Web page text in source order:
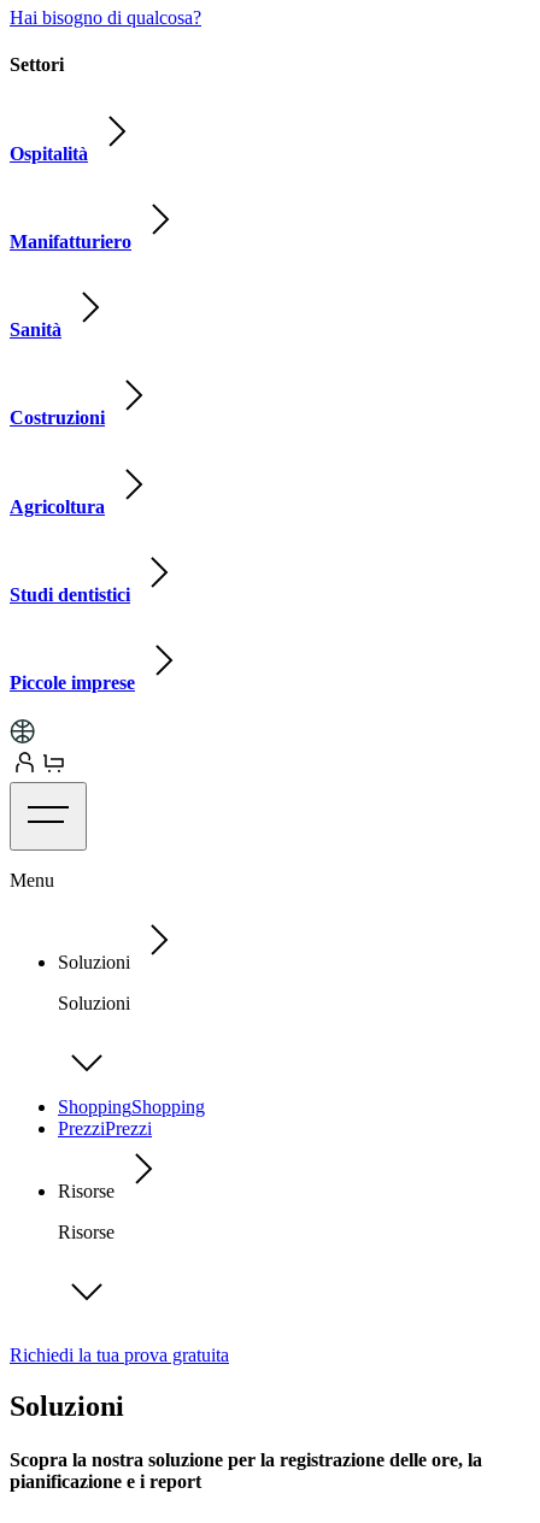
Hai bisogno di qualcosa?
Settori
Ospitalità
Manifatturiero
Sanità
Costruzioni
Agricoltura
Studi dentistici
Piccole imprese
Menu
Soluzioni
Soluzioni
ShoppingShopping
PrezziPrezzi
Risorse
Risorse
Richiedi la tua prova gratuita
Soluzioni
Scopra la nostra soluzione per la registrazione delle ore, la
pianificazione e i report